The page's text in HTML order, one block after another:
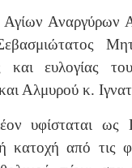
Αναργύρων
και ευλογίας
Αλμυρού κ.
υφίσταται ως
κατοχή από τις